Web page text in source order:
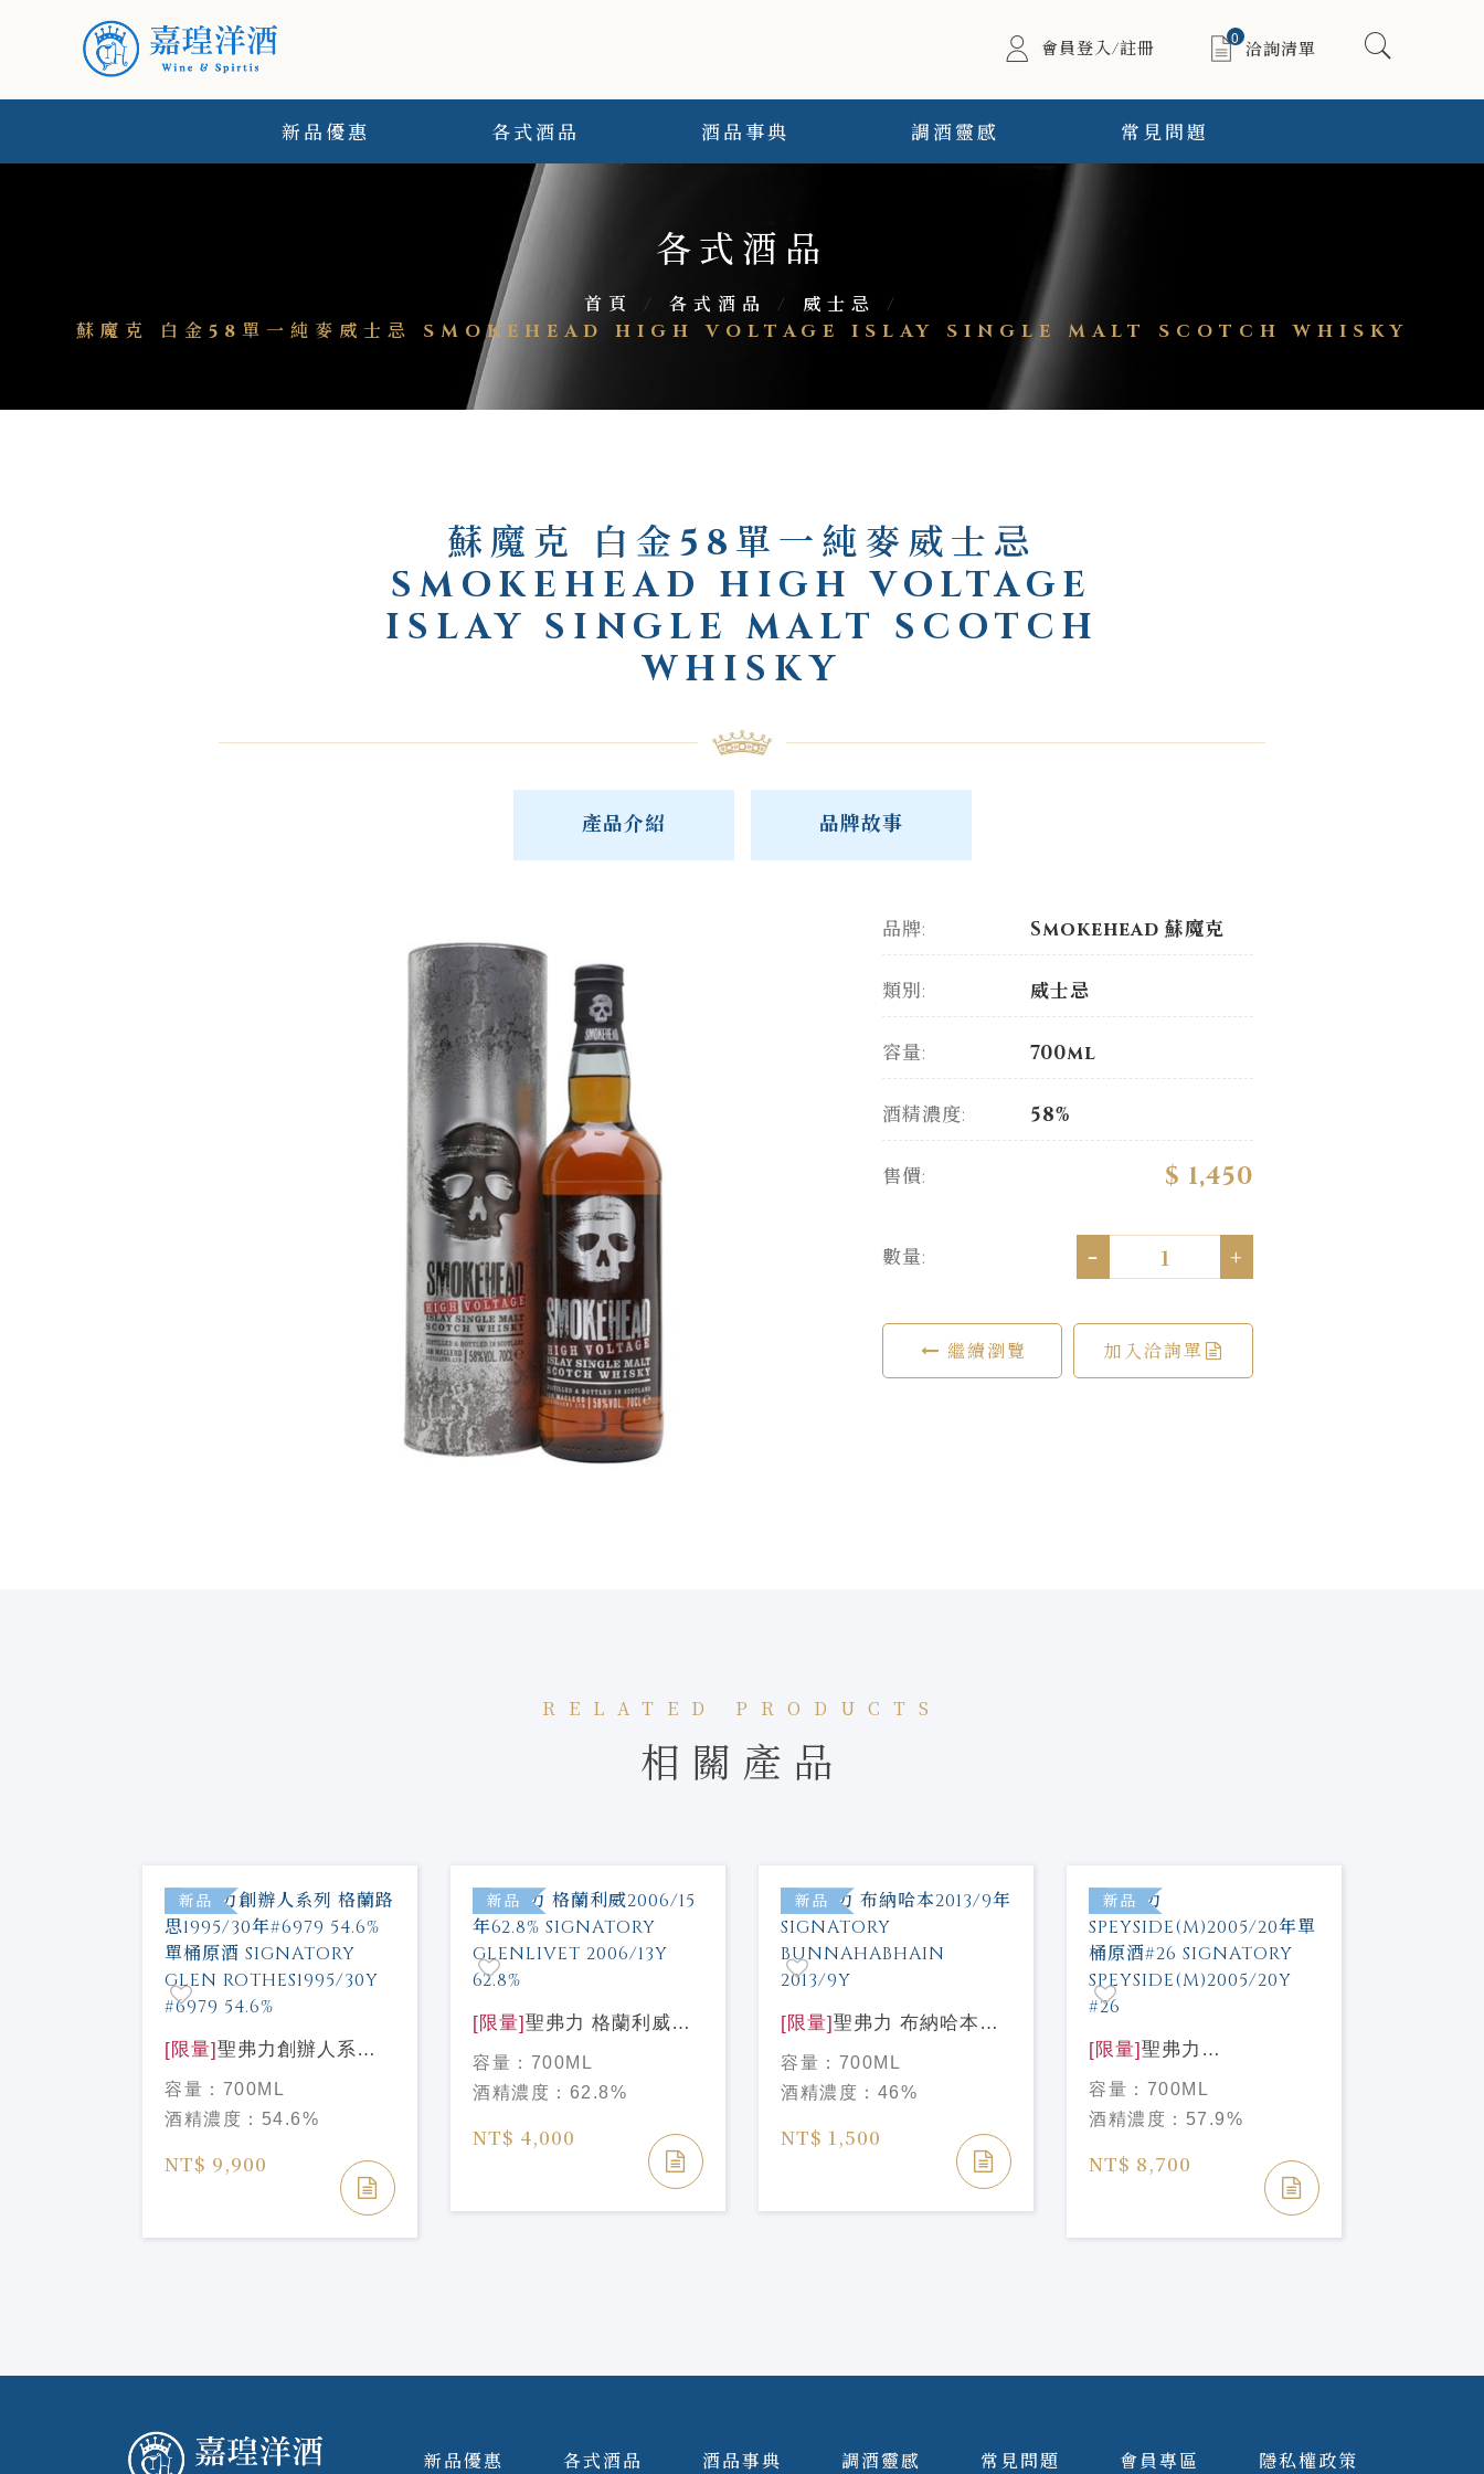
會員登入/註冊 0
洽詢清單
新品優惠 各式酒品 酒品事典 調酒靈感 常見問題
各式酒品
首頁 / 各式酒品 / 威士忌
/
蘇魔克 白金58單一純麥威士忌 SMOKEHEAD HIGH VOLTAGE ISLAY SINGLE MALT SCOTCH WHISKY
蘇魔克 白金58單一純麥威士忌
SMOKEHEAD HIGH VOLTAGE
ISLAY SINGLE MALT SCOTCH
WHISKY
產品介紹 品牌故事
品牌: Smokehead 蘇魔克
類別: 威士忌
容量: 700ml
酒精濃度: 58%
售價: $ 1,450
數量: - +
繼續瀏覽 加入洽詢單
RELATED PRODUCTS
相關產品
新品
[限量] 聖弗力創辦人系列
格蘭路思1995/30年#6979
54.6%單桶原酒
SIGNATORY GLEN
ROTHES1995/30Y #6979
容量： 700ML
酒精濃度： 54.6%
NT$ 9,900
新品
[限量] 聖弗力 格蘭利威
2006/15年62.8%
SIGNATORY
GLENLIVET 2006/13Y
62.8%
容量： 700ML
酒精濃度： 62.8%
NT$ 4,000
新品
[限量] 聖弗力 布納哈本
2013/9年 SIGNATORY
BUNNAHABHAIN
2013/9Y
容量： 700ML
酒精濃度： 46%
NT$ 1,500
新品
[限量] 聖弗力
SPEYSIDE(M)2005/20年
單桶原酒#26
SIGNATORY
SPEYSIDE(M)2005/20Y
容量： 700ML
酒精濃度： 57.9%
NT$ 8,700
新品優惠 各式酒品 酒品事典 調酒靈感 常見問題 會員專區 隱私權政策